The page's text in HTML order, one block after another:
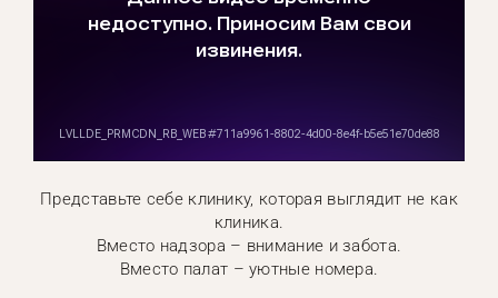
Представьте себе клинику, которая выглядит не как
клиника.
Вместо надзора – внимание и забота.
Вместо палат – уютные номера.